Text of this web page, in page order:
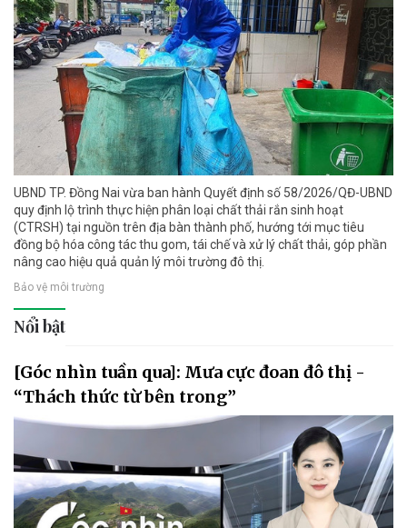
UBND TP. Đồng Nai vừa ban hành Quyết định số 58/2026/QĐ-UBND
quy định lộ trình thực hiện phân loại chất thải rắn sinh hoạt
(CTRSH) tại nguồn trên địa bàn thành phố, hướng tới mục tiêu
đồng bộ hóa công tác thu gom, tái chế và xử lý chất thải, góp phần
nâng cao hiệu quả quản lý môi trường đô thị.
Bảo vệ môi trường
Nổi bật
[Góc nhìn tuần qua]: Mưa cực đoan đô thị -
“Thách thức từ bên trong”